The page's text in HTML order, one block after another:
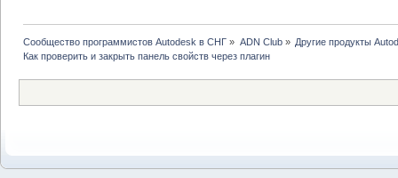
Сообщество программистов Autodesk в СНГ » ADN Club» Другие продукты
Как проверить и закрыть панель свойств через плагин